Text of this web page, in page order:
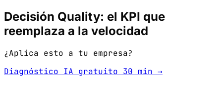
Decisión Quality: el KPI que
reemplaza a la velocidad
¿Aplica esto a tu empresa?
Diagnóstico IA gratuito 30 min →